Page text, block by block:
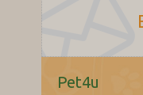
Pet4u